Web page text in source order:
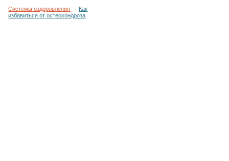
Системы оздоровления → Как
избавиться от остеохондроза